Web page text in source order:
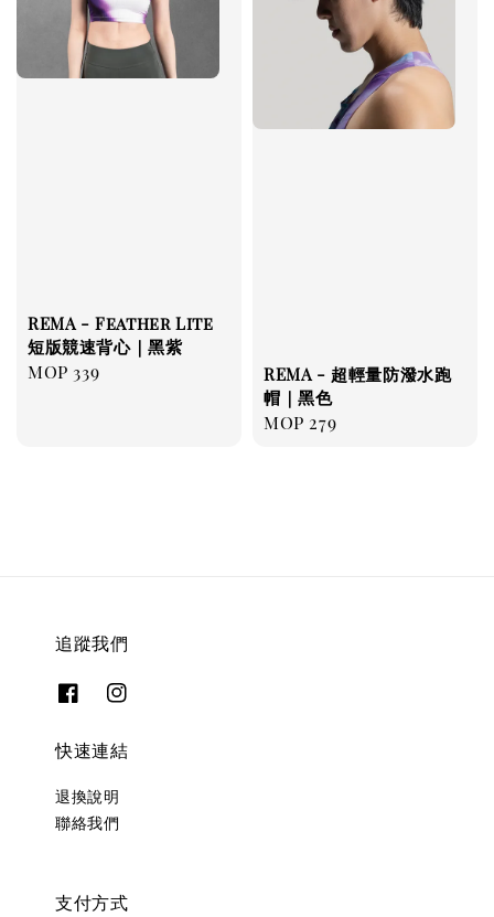
REMA - Feather Lite
短版競速背心｜黑紫
Regular
MOP 339
REMA - 超輕量防潑水跑
帽｜黑色
Regular
MOP 279
追蹤我們
快速連結
退換說明
聯絡我們
支付方式